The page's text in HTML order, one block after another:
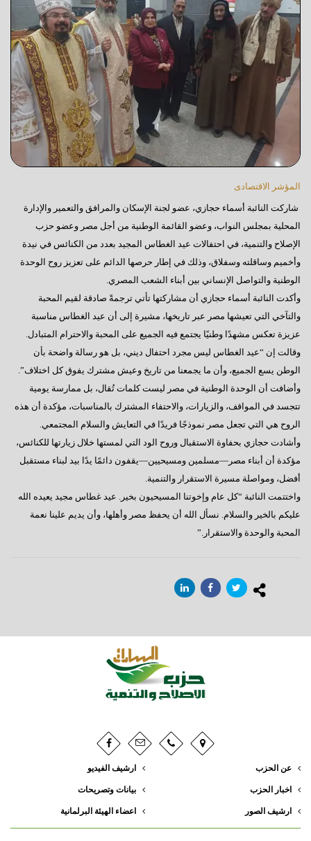
المؤشر الاقتصادى
شاركت النائبة أسماء حجازي، عضو لجنة الإسكان والمرافق والتعمير والإدارة
المحلية بمجلس النواب، وعضو القائمة الوطنية من أجل مصر وعضو حزب
الإصلاح والتنمية، في احتفالات عيد الغطاس المجيد بعدد من الكنائس في نيدة
وأخميم وساقلته وسفلاق، وذلك في إطار حرصها الدائم على تعزيز روح الوحدة
الوطنية والتواصل الإنساني بين أبناء الشعب المصري.
وأكدت النائبة أسماء حجازي أن مشاركتها تأتي ترجمةً صادقة لقيم المحبة
والتآخي التي تعيشها مصر عبر تاريخها، مشيرة إلى أن عيد الغطاس مناسبة
عزيزة تعكس مشهدًا وطنيًا يجتمع فيه الجميع على المحبة والاحترام المتبادل.
وقالت إن “عيد الغطاس ليس مجرد احتفال ديني، بل هو رسالة واضحة بأن
الوطن يسع الجميع، وأن ما يجمعنا من تاريخ وعيش مشترك يفوق كل اختلاف”.
وأضافت أن الوحدة الوطنية في مصر ليست كلمات تُقال، بل ممارسة يومية
تتجسد في المواقف، والزيارات، والاحتفاء المشترك بالمناسبات، مؤكدة أن هذه
الروح هي التي تجعل مصر نموذجًا فريدًا في التعايش والسلام المجتمعي.
وأشادت حجازي بحفاوة الاستقبال وروح الود التي لمستها خلال زيارتها للكنائس،
مؤكدة أن أبناء مصر—مسلمين ومسيحيين—يقفون دائمًا يدًا بيد لبناء مستقبل
أفضل، ومواصلة مسيرة الاستقرار والتنمية.
واختتمت النائبة “كل عام وإخوتنا المسيحيون بخير. عيد غطاس مجيد يعيده الله
عليكم بالخير والسلام. نسأل الله أن يحفظ مصر وأهلها، وأن يديم علينا نعمة
المحبة والوحدة والاستقرار.”
عن الحزب
اخبار الحزب
ارشيف الصور
ارشيف الفيديو
بيانات وتصريحات
اعضاء الهيئة البرلمانية